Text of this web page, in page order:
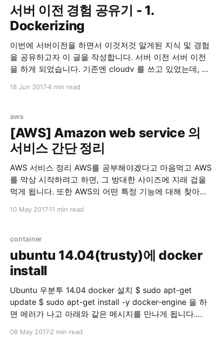
서버 이전 경험 공유기 - 1.
Dockerizing
이번에 서버이전을 하면서 이것저것 알게된 지식 및 경험
을 공유하고자 이 글을 작성합니다. 서버 이전 서버 이전
을 하게 되었습니다. 기존엔 cloudv 를 쓰고 있었는데, 같
18 Jun 20174 min read
aws
[AWS] Amazon web service 의
서비스 간단 정리
AWS 서비스 정리 AWS를 공부해야겠다고 마음먹고 AWS
를 막상 시작하려고 하면, 그 방대한 사이즈에 지래 겁을
먹게 됩니다. 또한 AWS의 어떤 특정 기능에 대해 찾아보
치를 해야하는 번거로움에 빠지게 됩니다. 이에 저의 고생
을 위해 AWS 서비스를 간단하게 정리했습니다.
EC2(Amazon
10 May 201711 min read
container
ubuntu 14.04(trusty)에 docker
install
Ubuntu 우분투 14.04 docker 설치 $ sudo apt-get
update $ sudo apt-get install -y docker-engine 을 하
면 에러가 나고 아래와 같은 메시지를 만나게 됩니다.
tree Reading state information... Done docker-engine
08 May 20172 min read